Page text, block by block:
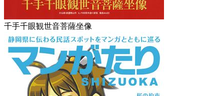
千手千眼観世音菩薩坐像